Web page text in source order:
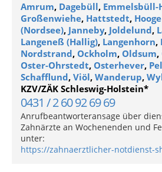
Amrum, Dagebüll, Emmelsbüll-
Großenwiehe, Hattstedt,
(Nordsee), Janneby, Joldelund,
Langeneß (Hallig), Langenhorn,
Nordstrand, Ockholm, Oldsum,
Oster-Ohrstedt, Osterhever,
Schafflund, Viöl, Wanderup,
KZV/ZÄK Schleswig-Holstein*
0431 / 2 60 92 69 69
Anrufbeantworteransage über
Zahnärzte an Wochenenden und
unter:
https://zahnaerztlicher-notdienst-